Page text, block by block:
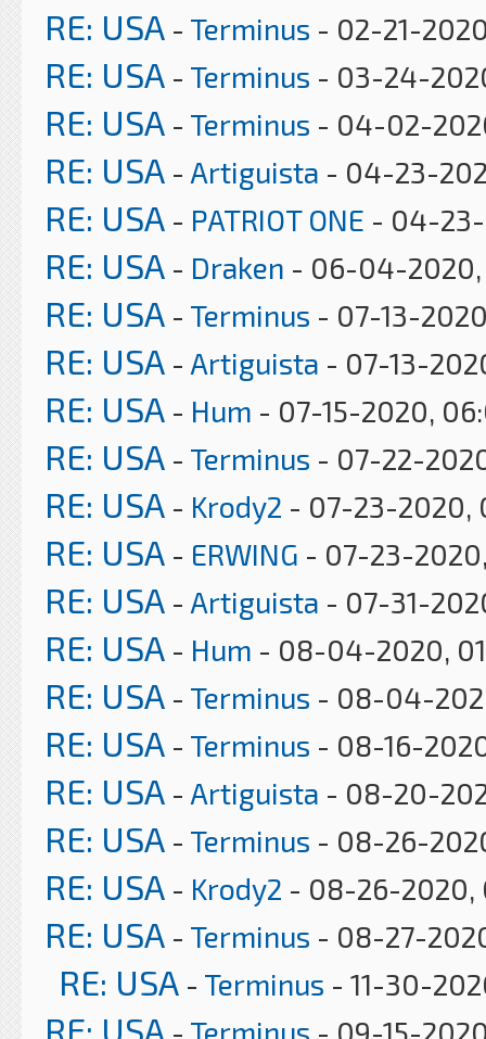
RE: USA - Terminus - 02-21-
RE: USA - Terminus - 03-24-
RE: USA - Terminus - 04-02-
RE: USA - Artiguista - 04-23-
RE: USA - PATRIOT ONE - 04-23-
RE: USA - Draken - 06-04-2020,
RE: USA - Terminus - 07-13-
RE: USA - Artiguista - 07-13-
RE: USA - Hum - 07-15-2020,
RE: USA - Terminus - 07-22-
RE: USA - Krody2 - 07-23-2020,
RE: USA - ERWING - 07-23-
RE: USA - Artiguista - 07-31-
RE: USA - Hum - 08-04-2020,
RE: USA - Terminus - 08-04-
RE: USA - Terminus - 08-16-
RE: USA - Artiguista - 08-20-
RE: USA - Terminus - 08-26-
RE: USA - Krody2 - 08-26-2020,
RE: USA - Terminus - 08-27-
RE: USA - Terminus - 11-30-
RE: USA - Terminus - 09-15-